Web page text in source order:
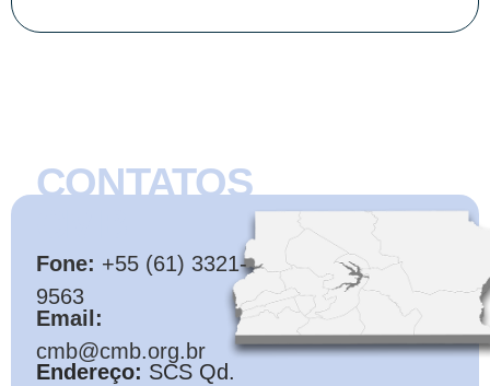
CONTATOS
Fone: +55 (61) 3321-
9563
Email:
cmb@cmb.org.br
Endereço: SCS Qd.